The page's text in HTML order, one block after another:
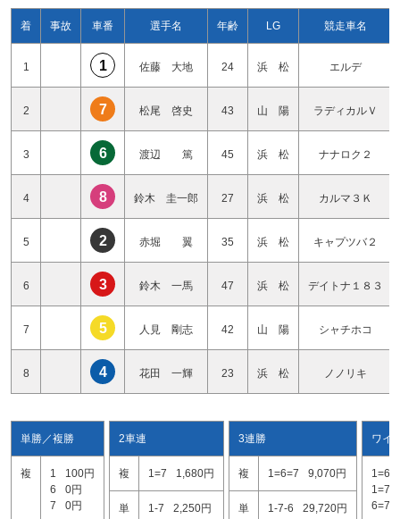
着 事故 車番 選手名 年齢 LG 競走車名
1 1 佐藤 大地 24 浜 松 エルデ
2 7 松尾 啓史 43 山 陽 ラディカルＶ
3 6 渡辺 篤 45 浜 松 ナナロク２
4 8 鈴木 圭一郎 27 浜 松 カルマ３Ｋ
5 2 赤堀 翼 35 浜 松 キャプツバ２
6 3 鈴木 一馬 47 浜 松 デイトナ１８３
7 5 人見 剛志 42 山 陽 シャチホコ
8 4 花田 一輝 23 浜 松 ノノリキ
単勝／複勝
複 1
100円
6
0円
7
0円
2車連
複 1=7 1,680円
単 1-7 2,250円
3連勝
複 1=6=7 9,070円
単 1-7-6 29,720円
ワイ
1=6
1=7
6=7